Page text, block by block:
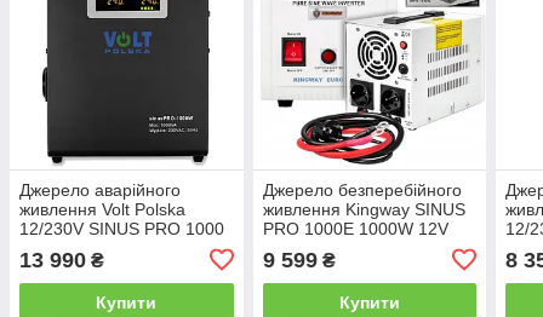
Джерело аварійного
живлення Volt Polska
12/230V SINUS PRO 1000
13 990 ₴
Купити
Джерело безперебійного
живлення Kingway SINUS
PRO 1000E 1000W 12V
9 599₴
Купити
12/
8